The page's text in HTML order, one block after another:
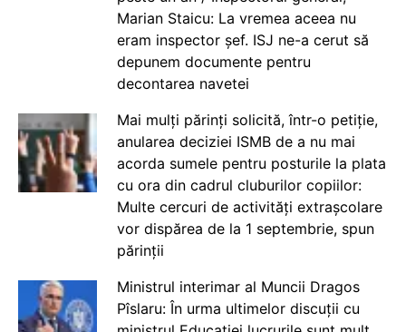
Marian Staicu: La vremea aceea nu
eram inspector șef. ISJ ne-a cerut să
depunem documente pentru
decontarea navetei
Mai mulți părinți solicită, într-o petiție,
anularea deciziei ISMB de a nu mai
acorda sumele pentru posturile la plata
cu ora din cadrul cluburilor copiilor:
Multe cercuri de activități extrașcolare
vor dispărea de la 1 septembrie, spun
părinții
Ministrul interimar al Muncii Dragos
Pîslaru: În urma ultimelor discuții cu